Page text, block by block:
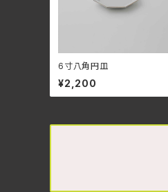
6寸八角円皿
¥2,200